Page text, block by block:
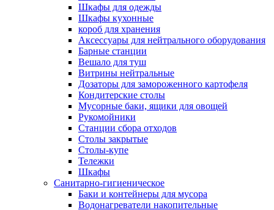
Шкафы для одежды
Шкафы кухонные
короб для хранения
Аксессуары для нейтрального оборудования
Барные станции
Вешало для туш
Витрины нейтральные
Дозаторы для замороженного картофеля
Кондитерские столы
Мусорные баки, ящики для овощей
Рукомойники
Станции сбора отходов
Столы закрытые
Столы-купе
Тележки
Шкафы
Санитарно-гигиеническое
Баки и контейнеры для мусора
Водонагреватели накопительные